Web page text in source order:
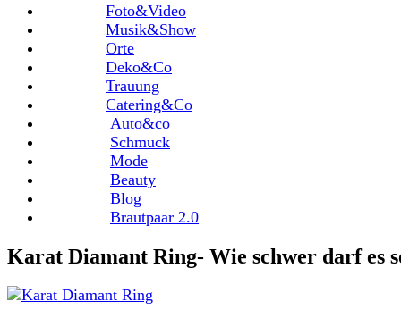
Foto&Video
Musik&Show
Orte
Deko&Co
Trauung
Catering&Co
Auto&co
Schmuck
Mode
Beauty
Blog
Brautpaar 2.0
Karat Diamant Ring- Wie schwer darf es